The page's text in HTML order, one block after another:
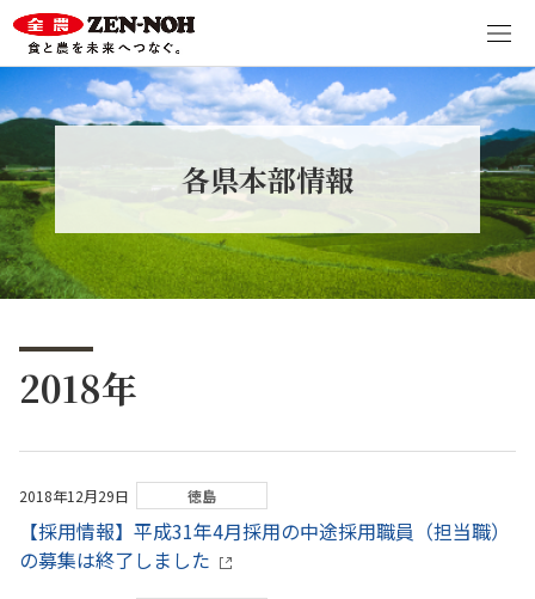
各県本部情報
2018年
2018年12月29日 徳島
【採用情報】平成31年4月採用の中途採用職員（担当職）
の募集は終了しました